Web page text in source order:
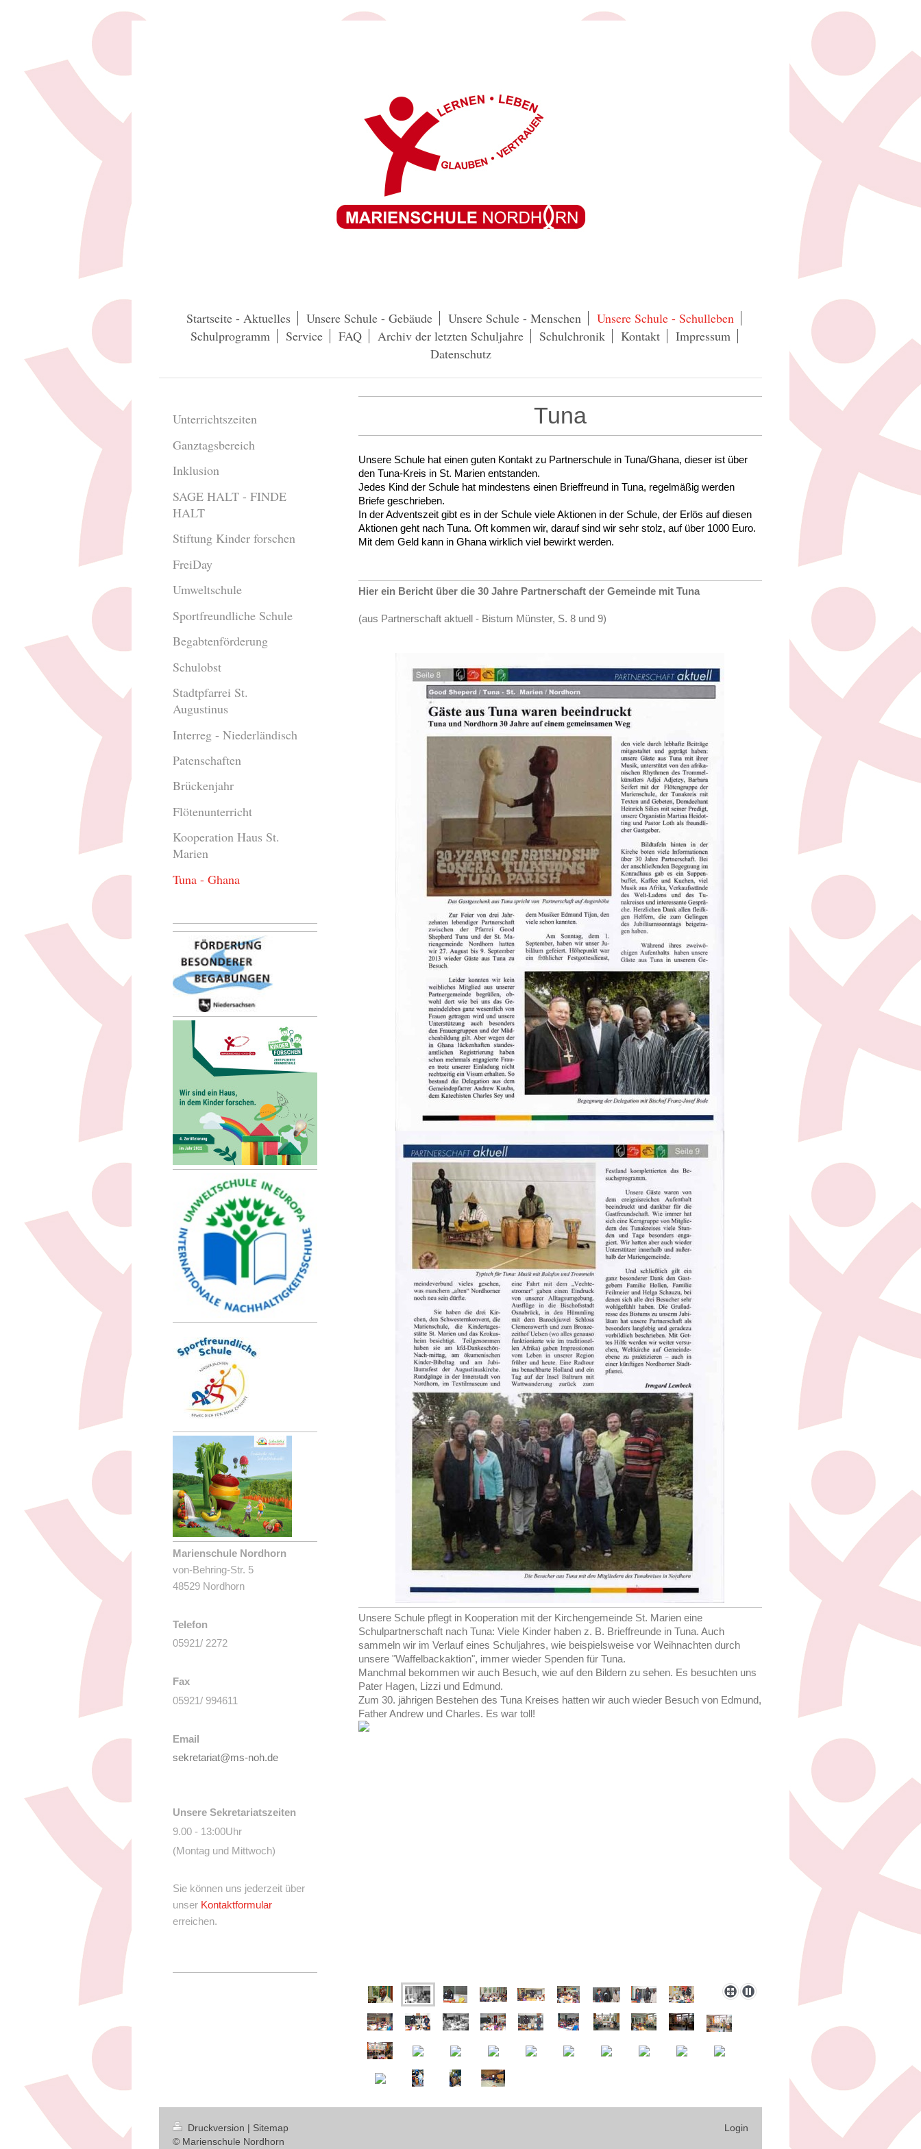
Startseite - Aktuelles Unsere Schule - Gebäude Unsere Schule - Menschen
Unsere Schule - Schulleben
Schulprogramm
Service FAQ Archiv der letzten Schuljahre Schulchronik Kontakt
Impressum
Datenschutz
Tuna
Unsere Schule hat einen guten Kontakt zu Partnerschule in Tuna/Ghana, dieser ist über
den Tuna-Kreis in St. Marien entstanden.
Jedes Kind der Schule hat mindestens einen Brieffreund in Tuna, regelmäßig werden
Briefe geschrieben.
In der Adventszeit gibt es in der Schule viele Aktionen in der Schule, der Erlös auf diesen
Aktionen geht nach Tuna. Oft kommen wir, darauf sind wir sehr stolz, auf über 1000 Euro.
Mit dem Geld kann in Ghana wirklich viel bewirkt werden.
Hier ein Bericht über die 30 Jahre Partnerschaft der Gemeinde mit Tuna
(aus Partnerschaft aktuell - Bistum Münster, S. 8 und 9)
Unsere Schule pflegt in Kooperation mit der Kirchengemeinde St. Marien eine
Schulpartnerschaft nach Tuna: Viele Kinder haben z. B. Brieffreunde in Tuna. Auch
sammeln wir im Verlauf eines Schuljahres, wie beispielsweise vor Weihnachten durch
unsere "Waffelbackaktion", immer wieder Spenden für Tuna.
Manchmal bekommen wir auch Besuch, wie auf den Bildern zu sehen. Es besuchten uns
Pater Hagen, Lizzi und Edmund.
Zum 30. jährigen Bestehen des Tuna Kreises hatten wir auch wieder Besuch von Edmund,
Father Andrew und Charles. Es war toll!
Unterrichtszeiten
Ganztagsbereich
Inklusion
SAGE HALT - FINDE
HALT
Stiftung Kinder forschen
FreiDay
Umweltschule
Sportfreundliche Schule
Begabtenförderung
Schulobst
Stadtpfarrei St.
Augustinus
Interreg - Niederländisch
Patenschaften
Brückenjahr
Flötenunterricht
Kooperation Haus St.
Marien
Tuna - Ghana
Marienschule Nordhorn
von-Behring-Str. 5
48529 Nordhorn
Telefon
05921/ 2272
Fax
05921/ 994611
Email
sekretariat@ms-noh.de
Unsere Sekretariatszeiten
9.00 - 13:00Uhr
(Montag und Mittwoch)
Sie können uns jederzeit über
unser Kontaktformular
erreichen.
Druckversion | Sitemap
© Marienschule Nordhorn
Login